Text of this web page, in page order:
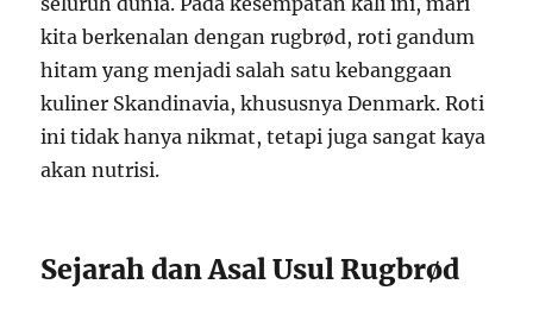
kita berkenalan dengan rugbrød, roti gandum
hitam yang menjadi salah satu kebanggaan
kuliner Skandinavia, khususnya Denmark. Roti
ini tidak hanya nikmat, tetapi juga sangat kaya
akan nutrisi.
Sejarah dan Asal Usul Rugbrød